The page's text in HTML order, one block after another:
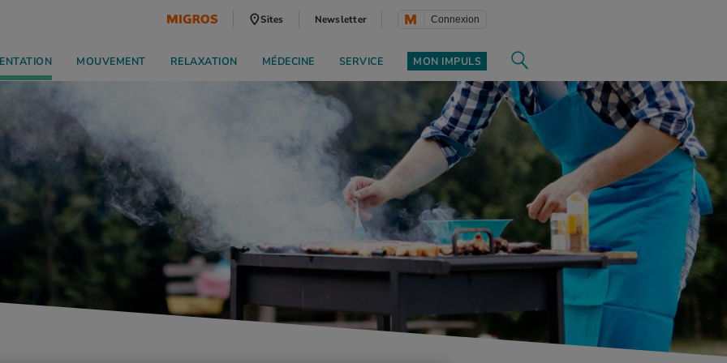
Sites Newsletter Connexion
MOUVEMENT RELAXATION MÉDECINE SERVICE MON IMPULS